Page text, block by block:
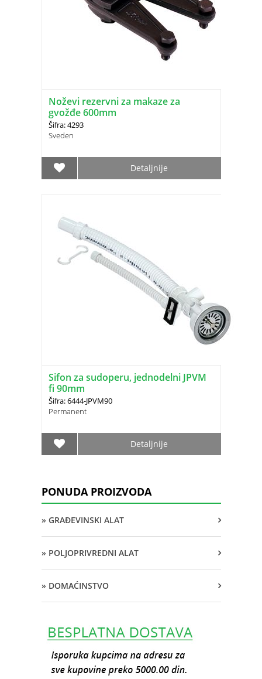
Noževi rezervni za makaze za
gvožđe 600mm
Šifra: 4293
Sveden
Detaljnije
Sifon za sudoperu, jednodelni JPVM
fi 90mm
Šifra: 6444-JPVM90
Permanent
Detaljnije
PONUDA PROIZVODA
» GRAĐEVINSKI ALAT
» POLJOPRIVREDNI ALAT
» DOMAĆINSTVO